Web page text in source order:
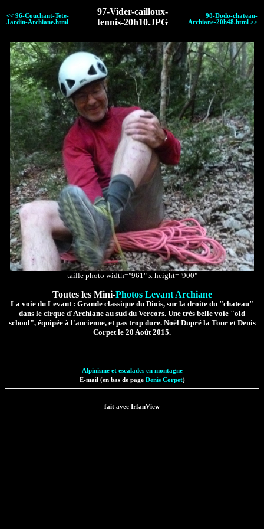
<< 96-Couchant-Tete-
Jardin-Archiane.html
97-Vider-cailloux-
tennis-20h10.JPG
98-Dodo-chateau-
Archiane-20h48.html >>
taille photo width="961" x height="900"
Toutes les Mini-Photos Levant Archiane
La voie du Levant : Grande classique du Diois, sur la droite du "chateau"
dans le cirque d'Archiane au sud du Vercors. Une très belle voie "old
school", équipée à l'ancienne, et pas trop dure. Noël Dupré la Tour et Denis
Corpet le 20 Août 2015.
Alpinisme et escalades en montagne
E-mail (en bas de page Denis Corpet)
fait avec IrfanView